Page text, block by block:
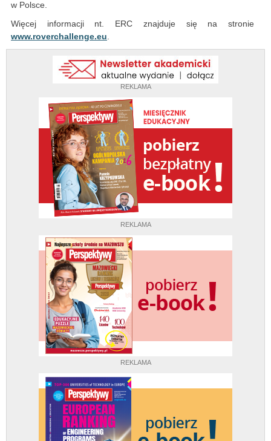
REKLAMA
REKLAMA
REKLAMA
w Polsce.
Więcej informacji nt. ERC znajduje się na stronie
www.roverchallenge.eu.